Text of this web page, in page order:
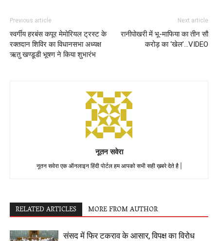
Previous article
स्वर्गीय हरबंस कपूर मेमोरियल ट्रस्ट के
रक्तदान शिविर का विधानसभा अध्यक्ष
ऋतु खण्डूडी भूषण ने किया शुभारंभ
Next article
रानीपोखरी में भू-माफिया का तीन सौ
करोड़ का ‘खेल’…VIDEO
नूतन सवेरा
नूतन सवेरा एक ऑनलाइन हिंदी पोर्टल हम आपको सभी सही ख़बरे देते है |
RELATED ARTICLES MORE FROM AUTHOR
संसद में फिर टकराव के आसार, विपक्ष का विरोध